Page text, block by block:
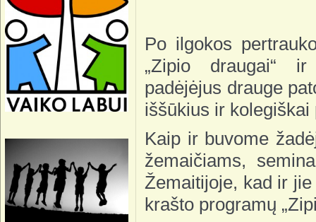
Po ilgokos
„Zipio draugai“ ir
padėjėjus drauge
iššūkius ir kolegiškai
Kaip ir buvome
žemaičiams,
Žemaitijoje, kad ir
krašto programų